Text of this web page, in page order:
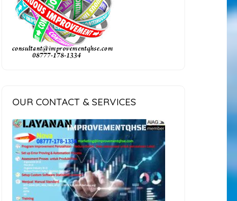
OUR CONTACT & SERVICES